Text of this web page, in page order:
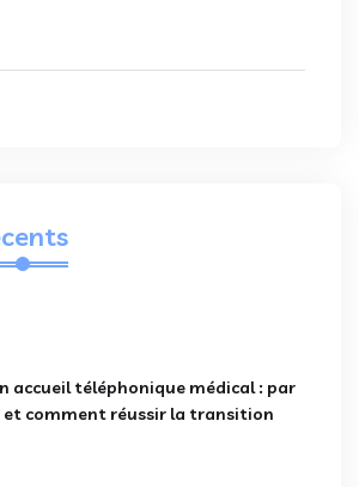
accueil téléphonique médical : par
et comment réussir la transition